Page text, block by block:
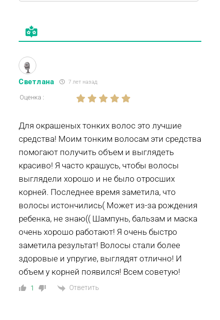
Светлана 7 лет назад
Оценка :
Для окрашеных тонких волос это лучшие
средства! Моим тонким волосам эти средства
помогают получить объем и выглядеть
красиво! Я часто крашусь, чтобы волосы
выглядели хорошо и не было отросших
корней. Последнее время заметила, что
волосы истончились( Может из-за рождения
ребенка, не знаю(( Шампунь, бальзам и маска
очень хорошо работают! Я очень быстро
заметила результат! Волосы стали более
здоровые и упругие, выглядят отлично! И
объем у корней появился! Всем советую!
1 Ответить